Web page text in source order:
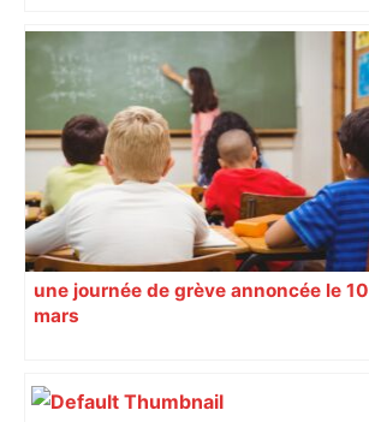
une journée de grève annoncée le 10
mars